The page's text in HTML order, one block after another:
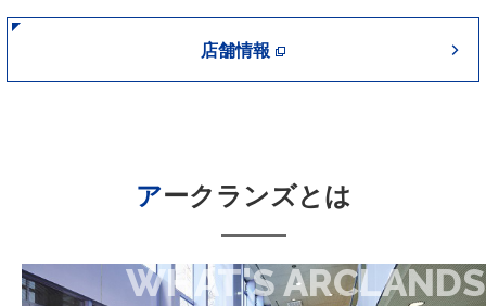
店舗情報
アークランズとは
WHAT'S ARCLANDS